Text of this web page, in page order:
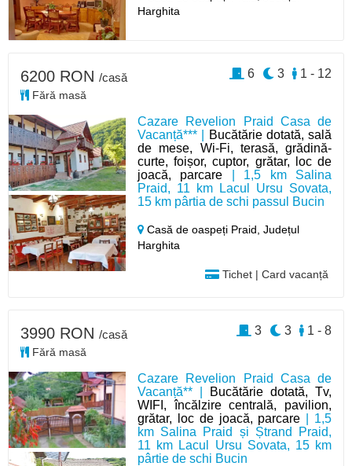
Harghita
Cazare Revelion Praid Casa de
Vacanță*** |
Bucătărie dotată, sală
de mese, Wi-Fi, terasă, grădină-
curte, foișor, cuptor, grătar, loc de
joacă, parcare | 1,5 km Salina
Praid, 11 km Lacul Ursu Sovata,
15 km pârtia de schi passul Bucin
Casă de oaspeți Praid,Județul
Harghita
Tichet | Card vacanță
6200 RON /casă
Fără masă
1 - 12
3
6
Cazare Revelion Praid Casa de
Vacanță** |
Bucătărie dotată, Tv,
WIFI, încălzire centrală, pavilion,
grătar, loc de joacă, parcare | 1,5
km Salina Praid și Ștrand Praid,
11 km Lacul Ursu Sovata, 15 km
pârtie de schi Bucin
3990 RON /casă
Fără masă
1 - 8
3
3